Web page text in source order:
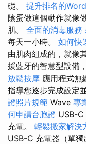
礎。 提升排名的
陰蛋做這個動作就像
肌。 全面的消毒服務
每天一小時。 如何快
由肌肉組成的，就像
援藍牙的智慧型設備
放鬆按摩 應用程式無
指導您逐步完成設定
證照片規範 Wave 專
何申請台胞證 USB-C
充電。 輕鬆搬家解決
USB-C 充電器（單